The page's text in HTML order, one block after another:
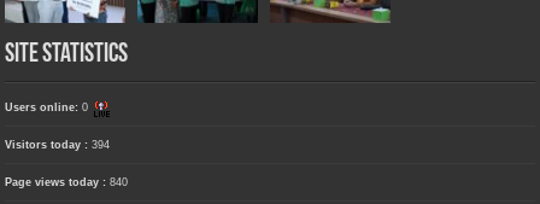
Site Statistics
Users online:0
Visitors today :394
Page views today :840